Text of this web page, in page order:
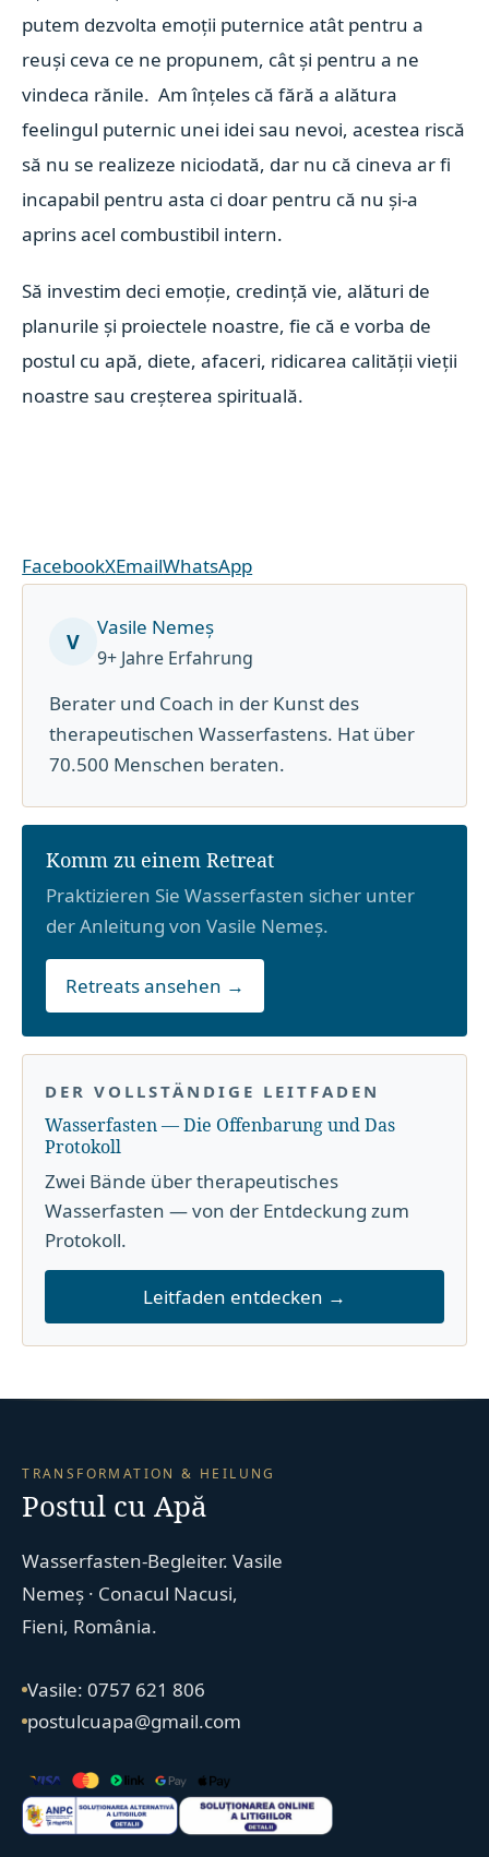
putem dezvolta emoții puternice atât pentru a
reuși ceva ce ne propunem, cât și pentru a ne
vindeca rănile. Am înțeles că fără a alătura
feelingul puternic unei idei sau nevoi, acestea riscă
să nu se realizeze niciodată, dar nu că cineva ar fi
incapabil pentru asta ci doar pentru că nu și-a
aprins acel combustibil intern.
Să investim deci emoție, credință vie, alături de
planurile și proiectele noastre, fie că e vorba de
postul cu apă, diete, afaceri, ridicarea calității vieții
noastre sau creșterea spirituală.
FacebookXEmailWhatsApp
V
Vasile Nemeș
9+ Jahre Erfahrung
Berater und Coach in der Kunst des
therapeutischen Wasserfastens. Hat über
70.500 Menschen beraten.
Komm zu einem Retreat
Praktizieren Sie Wasserfasten sicher unter
der Anleitung von Vasile Nemeș.
Retreats ansehen →
DER VOLLSTÄNDIGE LEITFADEN
Wasserfasten — Die Offenbarung und Das
Protokoll
Zwei Bände über therapeutisches
Wasserfasten — von der Entdeckung zum
Protokoll.
Leitfaden entdecken →
TRANSFORMATION & HEILUNG
Postul cu Apă
Wasserfasten-Begleiter. Vasile
Nemeș · Conacul Nacusi,
Fieni, România.
Vasile: 0757 621 806
postulcuapa@gmail.com